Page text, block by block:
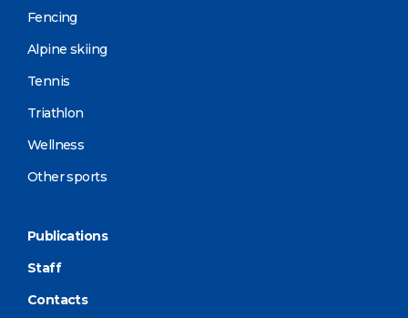
Fencing
Alpine skiing
Tennis
Triathlon
Wellness
Other sports
Publications
Staff
Contacts